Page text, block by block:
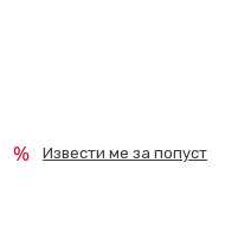
Извести ме за попуст